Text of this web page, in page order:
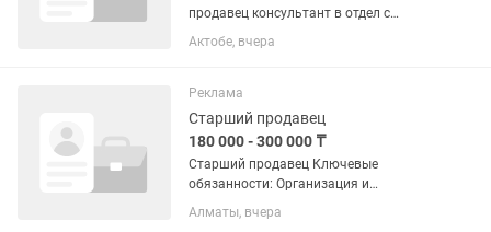
продавец консультант в отдел с
обоями, девушка от 20 и старше.
Режим 6/1 с 9:00 до 18:00. Зп
Работа официально.
Актобе, вчера
Реклама
Старший продавец
180 000 - 300 000 ₸
Старший продавец Ключевые
обязанности: Организация и
координация работы персонала в
течение смены. Обеспечение высокого
Алматы, вчера